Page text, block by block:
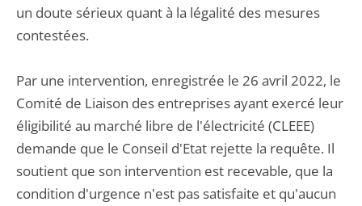
un doute sérieux quant à la légalité des mesures
contestées.
Par une intervention, enregistrée le 26 avril 2022, le
Comité de Liaison des entreprises ayant exercé leur
éligibilité au marché libre de l'électricité (CLEEE)
demande que le Conseil d'Etat rejette la requête. Il
soutient que son intervention est recevable, que la
condition d'urgence n'est pas satisfaite et qu'aucun